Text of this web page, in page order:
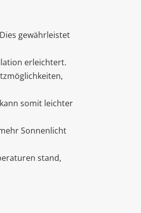
gewährleistet
erleichtert.
somit leichter
Sonnenlicht
stand,